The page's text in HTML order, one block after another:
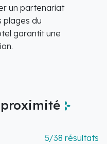
un partenariat
plages du
garantit une
5/38 résultats